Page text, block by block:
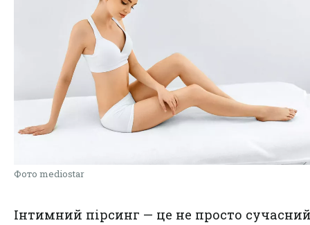
Фото mediostar
Інтимний пірсинг — це не просто